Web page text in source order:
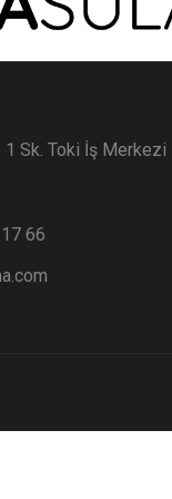
Sk. Toki İş
66